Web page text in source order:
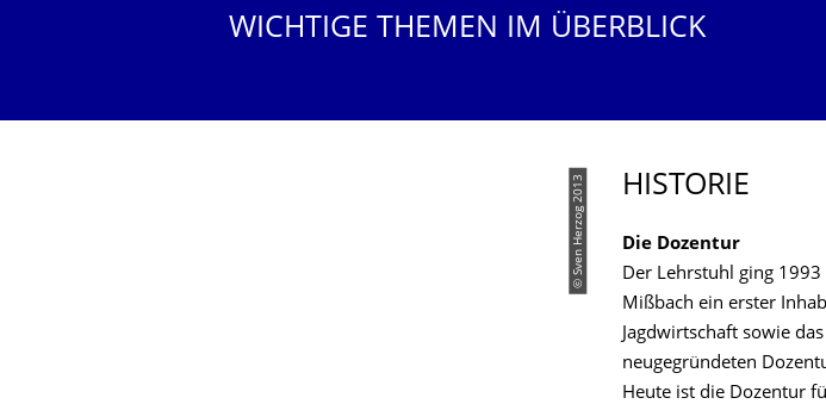
WICHTIGE THEMEN IM ÜBERBLICK
© Sven Herzog 2013 HISTORIE
Die Dozentur
Der Lehrstuhl ging
Mißbach ein erster
Jagdwirtschaft sowie
neugegründeten
Heute ist die Dozentur